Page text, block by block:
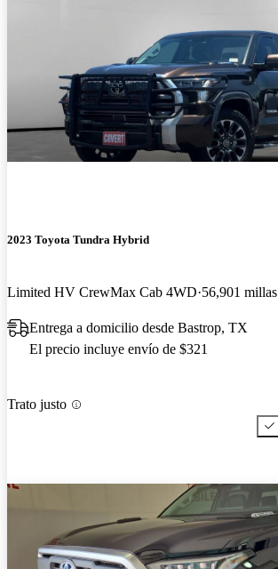
2023 Toyota Tundra Hybrid
Limited HV CrewMax Cab 4WD 56,901 millas
Entrega a domicilio desde Bastrop, TX
El precio incluye envío de $321
Trato justo